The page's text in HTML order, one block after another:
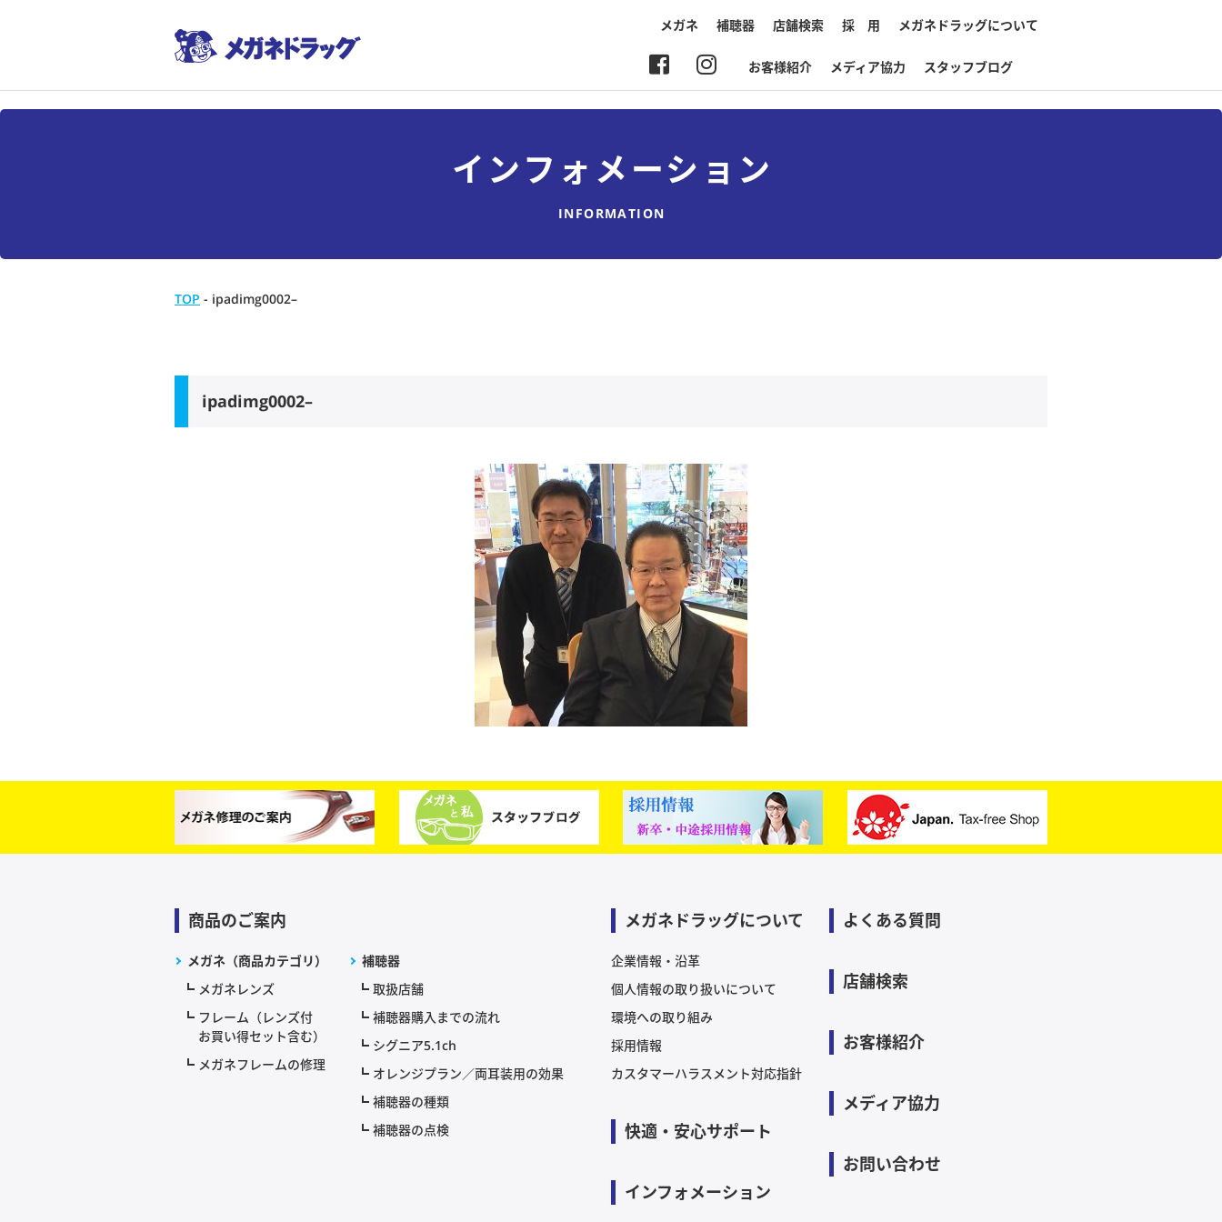
メガネ 補聴器 店舗検索 採 用 メガネドラッグについて
お客様紹介 メディア協力 スタッフブログ
インフォメーション
INFORMATION
TOP - ipadimg0002–
ipadimg0002–
商品のご案内
メガネ（商品カテゴリ）
メガネレンズ
フレーム（レンズ付
お買い得セット含む）
メガネフレームの修理
補聴器
取扱店舗
補聴器購入までの流れ
シグニア5.1ch
オレンジプラン／両耳装用の効果
補聴器の種類
補聴器の点検
メガネドラッグについて
企業情報・沿革
個人情報の取り扱いについて
環境への取り組み
採用情報
カスタマーハラスメント対応指針
快適・安心サポート
インフォメーション
よくある質問
店舗検索
お客様紹介
メディア協力
お問い合わせ